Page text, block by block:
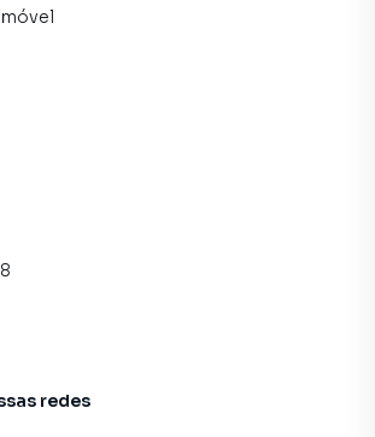
redes